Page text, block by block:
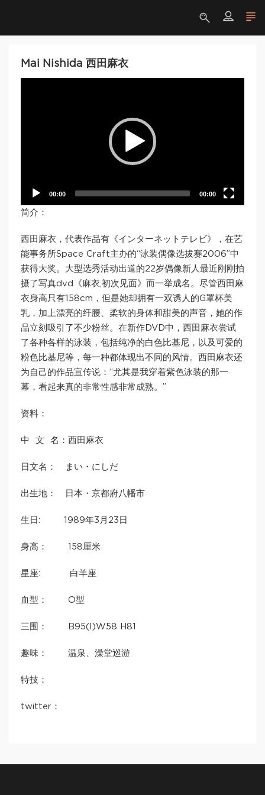
Mai Nishida 西田麻衣
00:00 00:00
简介：
西田麻衣，代表作品有《インターネットテレビ》，在艺
能事务所Space Craft主办的“泳装偶像选拔赛2006”中
获得大奖。大型选秀活动出道的22岁偶像新人最近刚刚拍
摄了写真dvd《麻衣,初次见面》而一举成名。尽管西田麻
衣身高只有158cm，但是她却拥有一双诱人的G罩杯美
乳，加上漂亮的纤腰、柔软的身体和甜美的声音，她的作
品立刻吸引了不少粉丝。在新作DVD中，西田麻衣尝试
了各种各样的泳装，包括纯净的白色比基尼，以及可爱的
粉色比基尼等，每一种都体现出不同的风情。西田麻衣还
为自己的作品宣传说：“尤其是我穿着紫色泳装的那一
幕，看起来真的非常性感非常成熟。”
资料：
中 文 名：西田麻衣
日文名： まい・にしだ
出生地： 日本・京都府八幡市
生日: 1989年3月23日
身高： 158厘米
星座: 白羊座
血型： O型
三围： B95(I)W58 H81
趣味： 温泉、澡堂巡游
特技：
twitter：